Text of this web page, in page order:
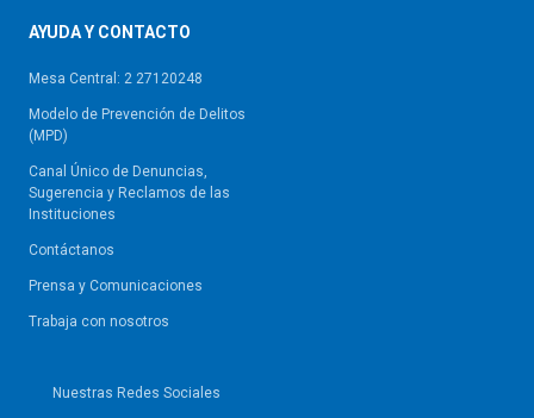
AYUDA Y CONTACTO
Mesa Central: 2 27120248
Modelo de Prevención de Delitos
(MPD)
Canal Único de Denuncias,
Sugerencia y Reclamos de las
Instituciones
Contáctanos
Prensa y Comunicaciones
Trabaja con nosotros
Nuestras Redes Sociales